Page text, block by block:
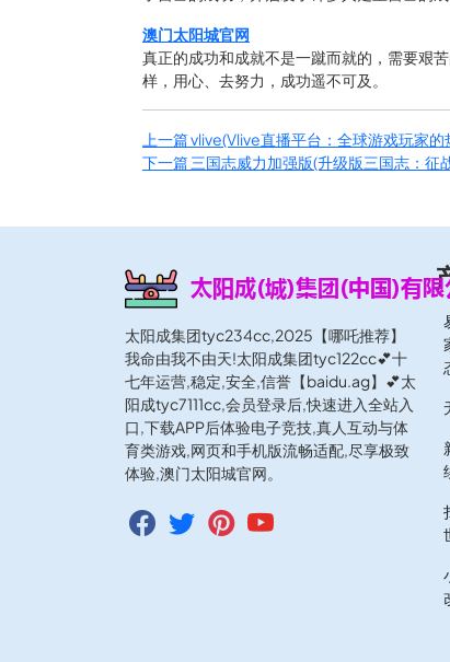
澳门太阳城官网
真正的成功和成就不是一蹴而就的，需要艰
样，用心、去努力，成功遥不可及。
上一篇vlive(Vlive直播平台：全球游戏玩家的
下一篇三国志威力加强版(升级版三国志：征
太阳成集团tyc234cc,2025【哪吒推荐】
我命由我不由天!太阳成集团tyc122cc💕十
七年运营,稳定,安全,信誉【baidu.ag】💕太
阳成tyc7111cc,会员登录后,快速进入全站入
口,下载APP后体验电子竞技,真人互动与体
育类游戏,网页和手机版流畅适配,尽享极致
体验,澳门太阳城官网。